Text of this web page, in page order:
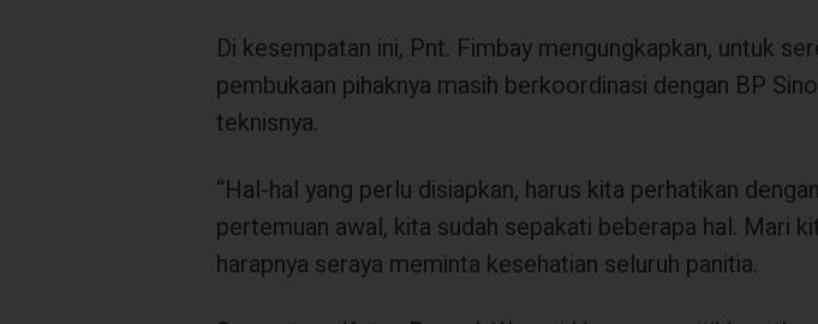
Di kesempatan ini, Pnt. Fimbay mengungkapkan, untuk
pembukaan pihaknya masih berkoordinasi dengan BP
teknisnya.
“Hal-hal yang perlu disiapkan, harus kita perhatikan
pertemuan awal, kita sudah sepakati beberapa hal. Mari
harapnya seraya meminta kesehatian seluruh panitia.